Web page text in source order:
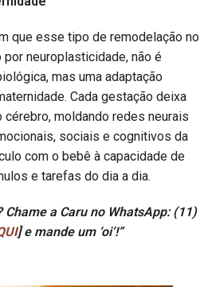
que esse tipo de remodelação no
neuroplasticidade, não é
mas uma adaptação
Cada gestação deixa
cérebro, moldando redes neurais
sociais e cognitivos da
com o bebê à capacidade de
e tarefas do dia a dia.
Chame a Caru no WhatsApp: (11)
] e mande um ‘oi’!”